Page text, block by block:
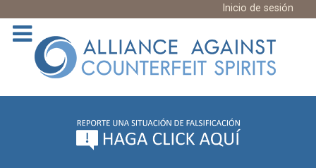
Inicio de sesión